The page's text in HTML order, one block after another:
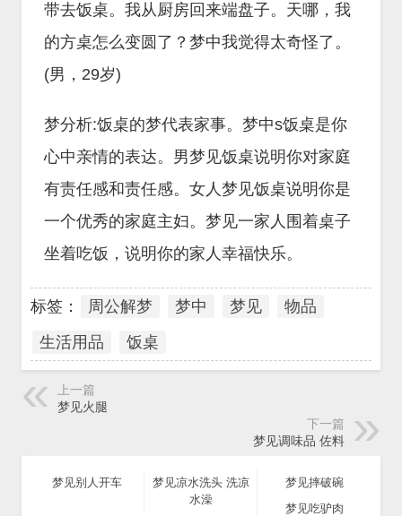
带去饭桌。我从厨房回来端盘子。天哪，我
的方桌怎么变圆了？梦中我觉得太奇怪了。
(男，29岁)
梦分析:饭桌的梦代表家事。梦中s饭桌是你
心中亲情的表达。男梦见饭桌说明你对家庭
有责任感和责任感。女人梦见饭桌说明你是
一个优秀的家庭主妇。梦见一家人围着桌子
坐着吃饭，说明你的家人幸福快乐。
标签： 周公解梦 梦中 梦见
物品
生活用品
饭桌
上一篇
梦见火腿
下一篇
梦见调味品 佐料
梦见别人开车
梦见凉水洗头 洗凉
水澡
梦见摔破碗
梦见吃驴肉